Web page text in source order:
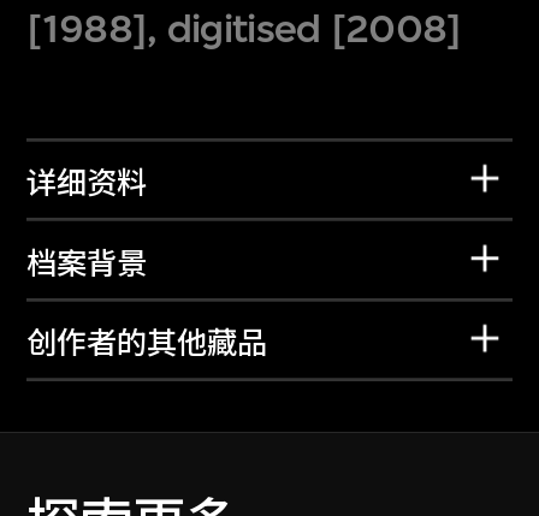
[1988], digitised [2008]
详细资料
档案背景
创作者的其他藏品